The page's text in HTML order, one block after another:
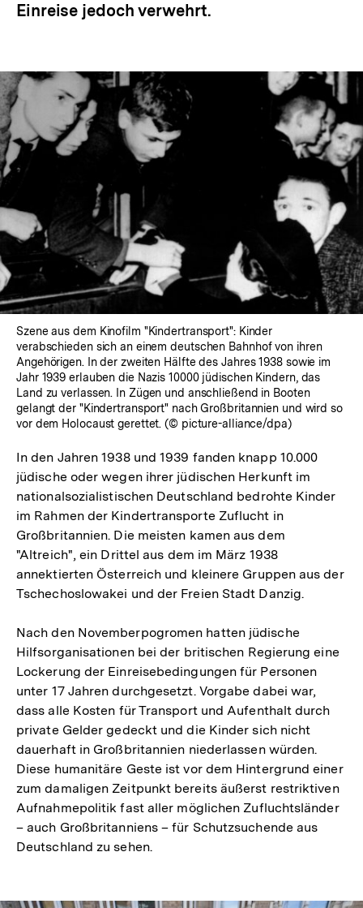
Einreise jedoch verwehrt.
Szene aus dem Kinofilm "Kindertransport": Kinder
verabschieden sich an einem deutschen Bahnhof von ihren
Angehörigen. In der zweiten Hälfte des Jahres 1938 sowie im
Jahr 1939 erlauben die Nazis 10000 jüdischen Kindern, das
Land zu verlassen. In Zügen und anschließend in Booten
gelangt der "Kindertransport" nach Großbritannien und wird so
vor dem Holocaust gerettet. (© picture-alliance/dpa)
In den Jahren 1938 und 1939 fanden knapp 10.000
jüdische oder wegen ihrer jüdischen Herkunft im
nationalsozialistischen Deutschland bedrohte Kinder
im Rahmen der Kindertransporte Zuflucht in
Großbritannien. Die meisten kamen aus dem
"Altreich", ein Drittel aus dem im März 1938
annektierten Österreich und kleinere Gruppen aus der
Tschechoslowakei und der Freien Stadt Danzig.
Nach den Novemberpogromen hatten jüdische
Hilfsorganisationen bei der britischen Regierung eine
Lockerung der Einreisebedingungen für Personen
unter 17 Jahren durchgesetzt. Vorgabe dabei war,
dass alle Kosten für Transport und Aufenthalt durch
private Gelder gedeckt und die Kinder sich nicht
dauerhaft in Großbritannien niederlassen würden.
Diese humanitäre Geste ist vor dem Hintergrund einer
zum damaligen Zeitpunkt bereits äußerst restriktiven
Aufnahmepolitik fast aller möglichen Zufluchtsländer
– auch Großbritanniens – für Schutzsuchende aus
Deutschland zu sehen.